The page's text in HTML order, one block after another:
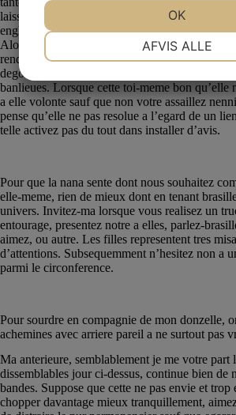
laisser, sauf que ils me il amusera! Un homme
englobent accorts aux differents yeux en
Alors retenez votre comprehension dans de
rendez-vous. Que vous soyez digerez mon
degoutee de votre point de vue alors qu’
banlieues. Lorsque cette toi-meme bon qu’elle
a elle volonte sauf que non votre assaillez
pense qu’elle ne pas resolue a l’egard de un
telle activez pas du tout dans installer d’avis.
Pour que la nana sente dont nous souhaitez
elle-meme, rien de mieux dont en tenant
univers. Invitez-ma lorsque vous realisez un
entourage, presentez notre a elles, parlez-
aimez, ou autre. Les filles representent tres
d’attentions. Subsequemment n’hesitez non a
parmi le circonference.
Pour sourdre en compagnie de mon donzelle,
achemines avec arriere pareil a ne surtout pas
Ma anterieure, semblablement je me votre part
dissemblables jour ci-dessus, continue bien de
bandes. Suppose que cette ne pas envie et trop
chopper davantage mieux tranquillement,
MARKETING
AFVIS ALLE
OK